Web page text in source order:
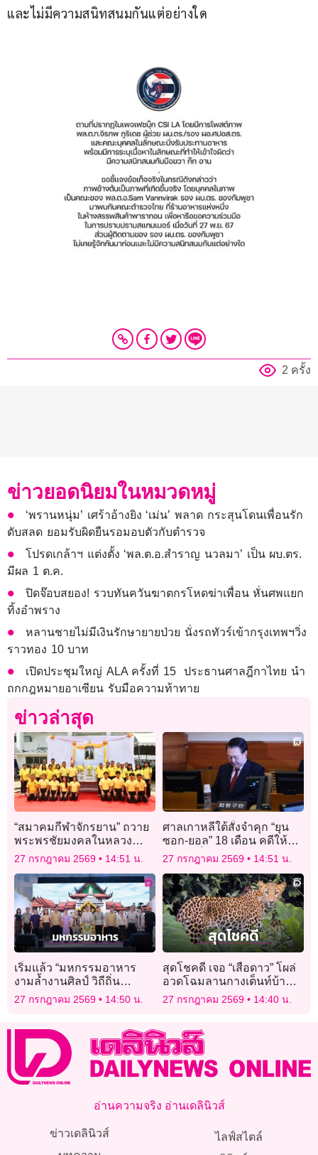
และไม่มีความสนิทสนมกันแต่อย่างใด
2 ครั้ง
ข่าวยอดนิยมในหมวดหมู่
‘พรานหนุ่ม’ เศร้าอ้างยิง ‘เม่น’ พลาด กระสุนโดนเพื่อนรัก
ดับสลด ยอมรับผิดยืนรอมอบตัวกับตำรวจ
โปรดเกล้าฯ แต่งตั้ง ‘พล.ต.อ.สำราญ นวลมา’ เป็น ผบ.ตร.
มีผล 1 ต.ค.
ปิดจ๊อบสยอง! รวบทันควันฆาตกรโหดฆ่าเพื่อน หั่นศพแยก
ทิ้งอำพราง
หลานชายไม่มีเงินรักษายายป่วย นั่งรถทัวร์เข้ากรุงเทพฯวิ่ง
ราวทอง 10 บาท
เปิดประชุมใหญ่ ALA ครั้งที่ 15 ประธานศาลฎีกาไทย นำ
ถกกฎหมายอาเซียน รับมือความท้าทาย
ข่าวล่าสุด
“สมาคมกีฬาจักรยาน” ถวาย
พระพรชัยมงคลในหลวง
น้อมสำนึกในพระ
มหากรุณาธิคุณต่อวงการ
จักรยานไทย
27 กรกฎาคม 2569 14:51 น.
ศาลเกาหลีใต้สั่งจำคุก “ยุน
ซอก-ยอล” 18 เดือน คดีให้
ข้อมูลเท็จหาเสียง
27 กรกฎาคม 2569 14:51 น.
เริ่มแล้ว “มหกรรมอาหาร
งามล้ำงานศิลป์ วิถีถิ่น
เพชรบุรี” กระตุ้นการท่อง
เที่ยว สร้างรายได้สู่ชุมชน
27 กรกฎาคม 2569 14:50 น.
สุดโชคดี เจอ “เสือดาว” โผล่
อวดโฉมลานกางเต็นท์บ้าน
กร่างแคมป์ อุทยานฯ แก่ง
กระจาน
27 กรกฎาคม 2569 14:40 น.
อ่านความจริง อ่านเดลินิวส์
ข่าวเดลินิวส์
ไลฟ์สไตล์